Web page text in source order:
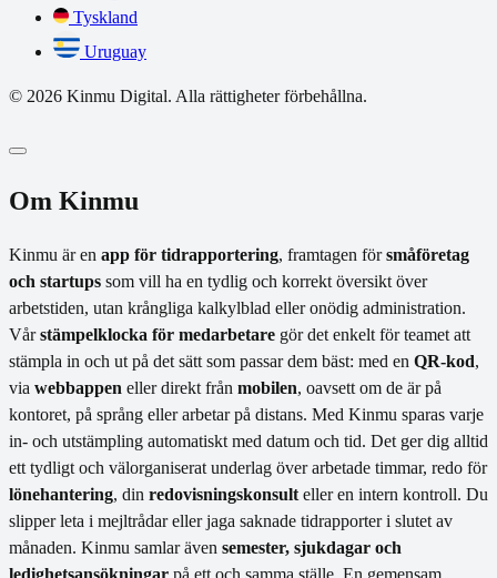
Tyskland
Uruguay
© 2026 Kinmu Digital. Alla rättigheter förbehållna.
Om Kinmu
Kinmu är en app för tidrapportering, framtagen försmåföretag
och startups som vill ha en tydlig och korrekt översikt över
arbetstiden, utan krångliga kalkylblad eller onödig administration.
Vårstämpelklocka för medarbetare gör det enkelt för teamet att
stämpla in och ut på det sätt som passar dem bäst: med en QR-kod,
via webbappen eller direkt från mobilen, oavsett om de är på
kontoret, på språng eller arbetar på distans. Med Kinmu sparas varje
in- och utstämpling automatiskt med datum och tid. Det ger dig alltid
ett tydligt och välorganiserat underlag över arbetade timmar, redo för
lönehantering, din redovisningskonsulteller en intern kontroll. Du
slipper leta i mejltrådar eller jaga saknade tidrapporter i slutet av
månaden. Kinmu samlar även semester, sjukdagar och